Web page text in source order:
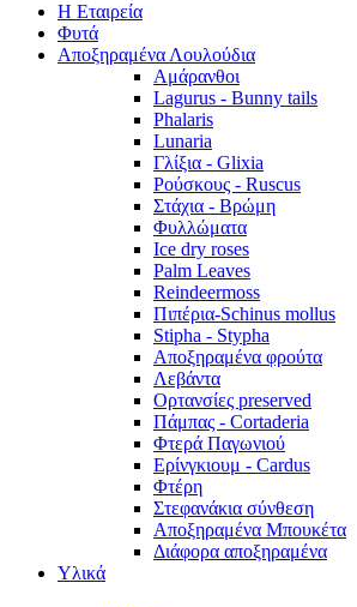
Η Εταιρεία
Φυτά
Αποξηραμένα Λουλούδια
Αμάρανθοι
Lagurus - Bunny tails
Phalaris
Lunaria
Γλίξια - Glixia
Ρούσκους - Ruscus
Στάχια - Βρώμη
Φυλλώματα
Ice dry roses
Palm Leaves
Reindeermoss
Πιπέρια-Schinus mollus
Stipha - Stypha
Αποξηραμένα φρούτα
Λεβάντα
Ορτανσίες preserved
Πάμπας - Cortaderia
Φτερά Παγωνιού
Ερίνγκιουμ - Cardus
Φτέρη
Στεφανάκια σύνθεση
Αποξηραμένα Μπουκέτα
Διάφορα αποξηραμένα
Υλικά